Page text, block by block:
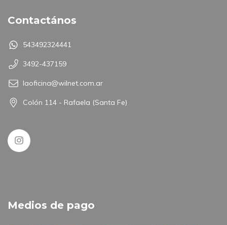
Contactános
543492324441
3492-437159
laoficina@wilnet.com.ar
Colón 114 - Rafaela (Santa Fe)
Medios de pago